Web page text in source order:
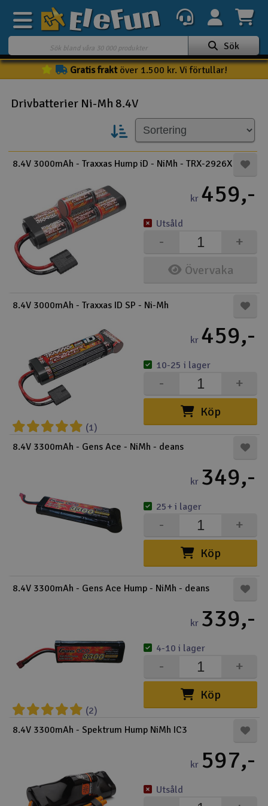
Veckans erbjudande
Outlet
3D-print
Batteri & laddare
Bilar
Bilbana
Drönare för FPV
Flygplan
Helikopter
Kamerautrustning
Modelljärnväg
Motor & tillbehör
Radioutrustning
Scooter & elfordon
Smarthem, lek och hobby
Solenergi
Presentkort
Sök
Gratis fraktöver 1.500 kr. Vi förtullar!
Drivbatterier Ni-Mh 8.4V
8.4V 3000mAh - Traxxas Hump iD - NiMh - TRX-2926X
kr 459,-
Övervaka
+
-
Utsåld
8.4V 3000mAh - Traxxas ID SP - Ni-Mh
(1)
kr 459,-
Köp
+
-
10-25 i lager
8.4V 3300mAh - Gens Ace - NiMh - deans
kr 349,-
Köp
+
-
25+ i lager
8.4V 3300mAh - Gens Ace Hump - NiMh - deans
(2)
kr 339,-
Köp
+
-
4-10 i lager
8.4V 3300mAh - Spektrum Hump NiMh IC3
kr 597,-
Utsåld